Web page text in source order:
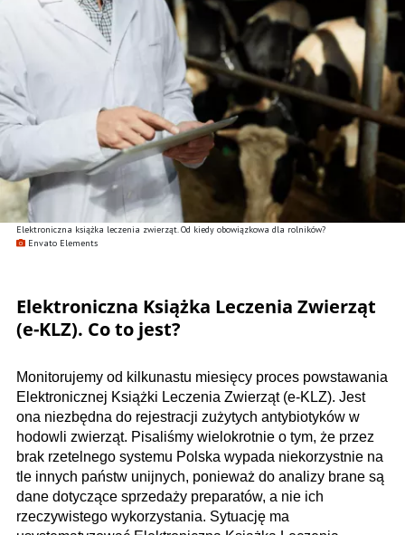
Elektroniczna książka leczenia zwierząt. Od kiedy obowiązkowa dla rolników?
Envato Elements
Elektroniczna Książka Leczenia Zwierząt
(e-KLZ). Co to jest?
Monitorujemy od kilkunastu miesięcy proces powstawania
Elektronicznej Książki Leczenia Zwierząt (e-KLZ). Jest
ona niezbędna do rejestracji zużytych antybiotyków w
hodowli zwierząt. Pisaliśmy wielokrotnie o tym, że przez
brak rzetelnego systemu Polska wypada niekorzystnie na
tle innych państw unijnych, ponieważ do analizy brane są
dane dotyczące sprzedaży preparatów, a nie ich
rzeczywistego wykorzystania. Sytuację ma